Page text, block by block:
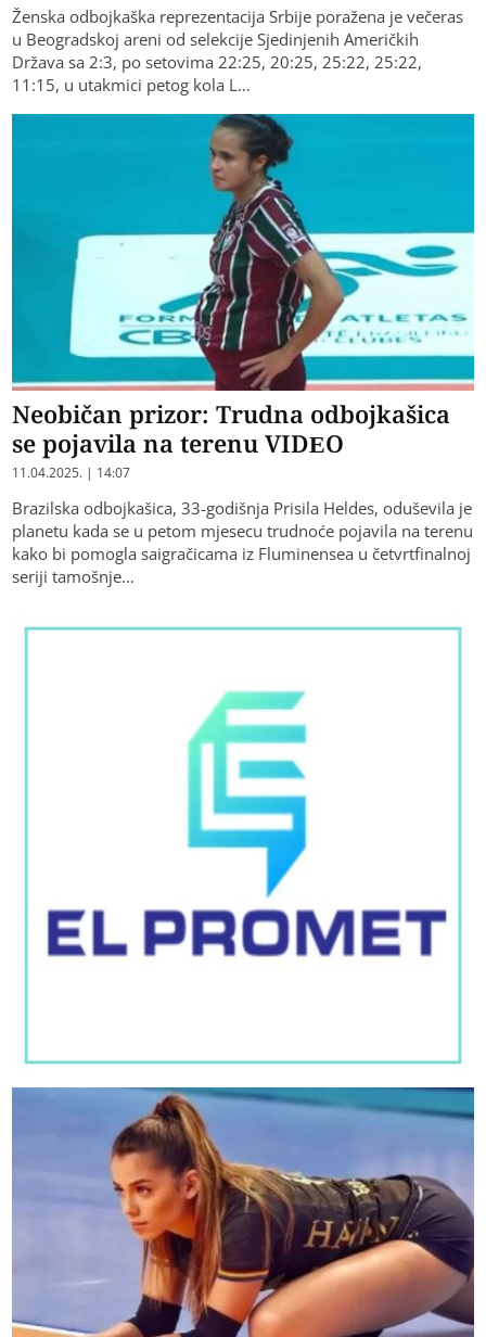
Ženska odbojkaška reprezentacija Srbije poražena je večeras
u Beogradskoj areni od selekcije Sjedinjenih Američkih
Država sa 2:3, po setovima 22:25, 20:25, 25:22, 25:22,
11:15, u utakmici petog kola L…
Neobičan prizor: Trudna odbojkašica
se pojavila na terenu VIDEO
11.04.2025. | 14:07
Brazilska odbojkašica, 33-godišnja Prisila Heldes, oduševila je
planetu kada se u petom mjesecu trudnoće pojavila na terenu
kako bi pomogla saigračicama iz Fluminensea u četvrtfinalnoj
seriji tamošnje…